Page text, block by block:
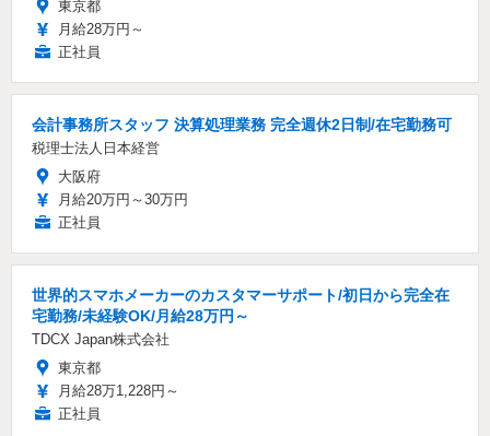
東京都
月給28万円～
正社員
会計事務所スタッフ 決算処理業務 完全週休2日制/在宅勤務可
税理士法人日本経営
大阪府
月給20万円～30万円
正社員
世界的スマホメーカーのカスタマーサポート/初日から完全在
宅勤務/未経験OK/月給28万円～
TDCX Japan株式会社
東京都
月給28万1,228円～
正社員